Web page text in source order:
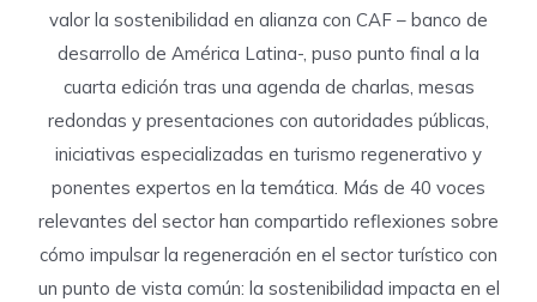
valor la sostenibilidad en alianza con CAF – banco de
desarrollo de América Latina-, puso punto final a la
cuarta edición tras una agenda de charlas, mesas
redondas y presentaciones con autoridades públicas,
iniciativas especializadas en turismo regenerativo y
ponentes expertos en la temática. Más de 40 voces
relevantes del sector han compartido reflexiones sobre
cómo impulsar la regeneración en el sector turístico con
un punto de vista común: la sostenibilidad impacta en el